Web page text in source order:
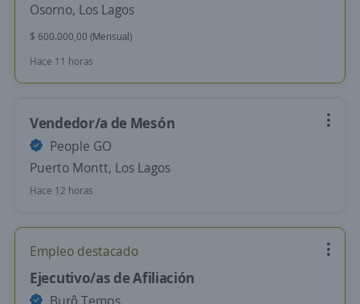
Osorno, Los Lagos
$ 600.000,00 (Mensual)
Hace 11 horas
Vendedor/a de Mesón
People GO
Puerto Montt, Los Lagos
Hace 12 horas
Empleo destacado
Ejecutivo/as de Afiliación